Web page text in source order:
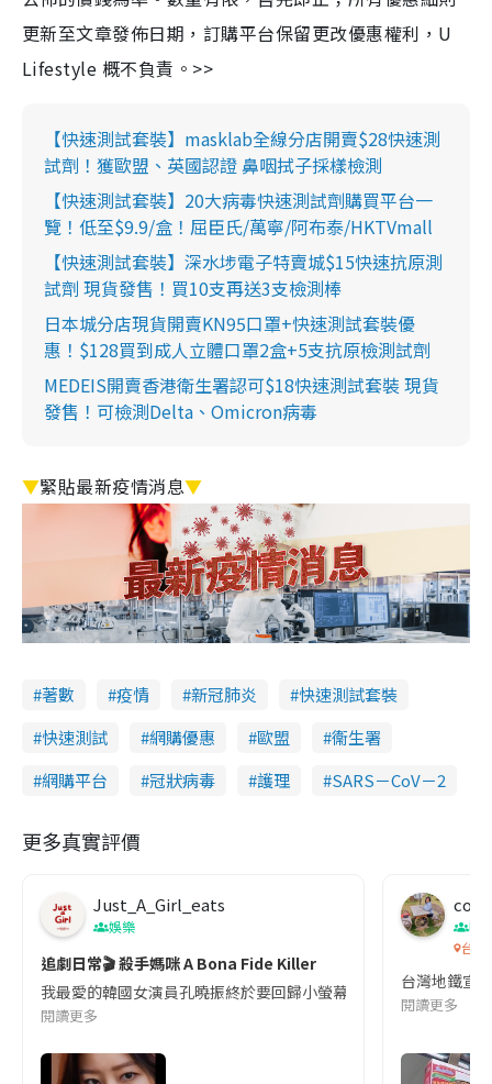
更新至文章發佈日期，訂購平台保留更改優惠權利，U
Lifestyle 概不負責。>>
【快速測試套裝】masklab全線分店開賣$28快速測
試劑！獲歐盟、英國認證 鼻咽拭子採樣檢測
【快速測試套裝】20大病毒快速測試劑購買平台一
覽！低至$9.9/盒！屈臣氏/萬寧/阿布泰/HKTVmall
【快速測試套裝】深水埗電子特賣城$15快速抗原測
試劑 現貨發售！買10支再送3支檢測棒
日本城分店現貨開賣KN95口罩+快速測試套裝優
惠！$128買到成人立體口罩2盒+5支抗原檢測試劑
MEDEIS開賣香港衛生署認可$18快速測試套裝 現貨
發售！可檢測Delta、Omicron病毒
▼緊貼最新疫情消息▼
著數 疫情 新冠肺炎
快速測試套裝
快速測試
網購優惠 歐盟
衞生署
網購平台
冠狀病毒 護理 SARS－CoV－2
更多真實評價
Just_A_Girl_eats
娛樂
追劇日常🎬 殺手媽咪 A Bona Fide Killer
我最愛的韓國女演員孔曉振終於要回歸小螢幕啦!這次的劇本改編
閱讀更多
co
吹
台灣
台灣地鐵宣
閱讀更多